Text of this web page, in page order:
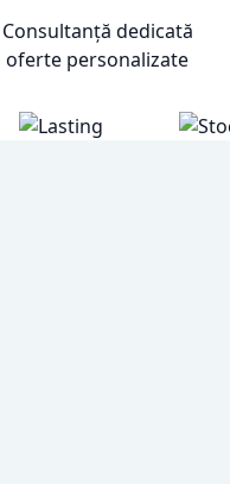
Consultanță dedicată
oferte personalizate